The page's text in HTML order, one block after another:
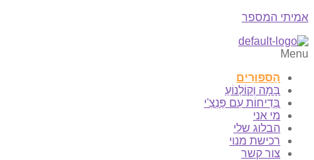
אמיתי המספר
Menu
הַסִּפּוּרִים
בָּמָה וְקוֹלְנוֹעַ
בְּדִיחוֹת עִם פַּנְצִ'י
מי אני
הבלוג שלי
רכישת מנוי
צור קשר